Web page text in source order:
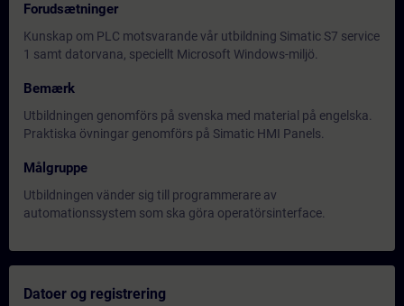
Forudsætninger
Kunskap om PLC motsvarande vår utbildning Simatic S7 service
1 samt datorvana, speciellt Microsoft Windows-miljö.
Bemærk
Utbildningen genomförs på svenska med material på engelska.
Praktiska övningar genomförs på Simatic HMI Panels.
Målgruppe
Utbildningen vänder sig till programmerare av
automationssystem som ska göra operatörsinterface.
Datoer og registrering